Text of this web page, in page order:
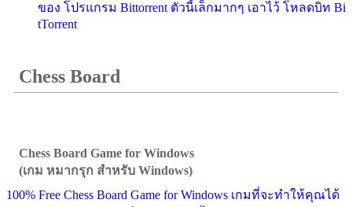
ของ โปรแกรม Bittorrent ตัวนี้เล็กมากๆ เอาไว้ โหลดบิท Bi
tTorrent
Chess Board
Chess Board Game for Windows
(เกม หมากรุก สำหรับ Windows)
100% Free Chess Board Game for Windows เกมที่จะทำให้คุณได้